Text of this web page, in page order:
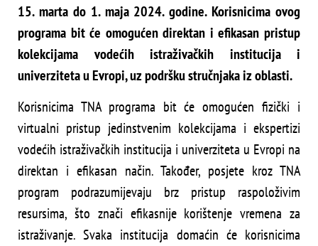
15. marta do 1. maja 2024. godine. Korisnicima ovog
programa bit će omogućen direktan i efikasan pristup
kolekcijama vodećih istraživačkih institucija i
univerziteta u Evropi, uz podršku stručnjaka iz oblasti.
Korisnicima TNA programa bit će omogućen fizički i
virtualni pristup jedinstvenim kolekcijama i ekspertizi
vodećih istraživačkih institucija i univerziteta u Evropi na
direktan i efikasan način. Također, posjete kroz TNA
program podrazumijevaju brz pristup raspoloživim
resursima, što znači efikasnije korištenje vremena za
istraživanje. Svaka institucija domaćin će korisnicima